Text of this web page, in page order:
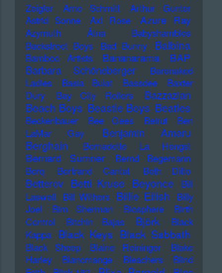
Zeigler
Arno Schmitt
Arthur Gunter
Astrid Sonne
Axl Rose Azure Ray
Azymuth Ätna
Babyshambles
Backstreet Boys
Bad Bunny Balbina
Bamboo Artists Bananarama
BAP
Barbara Schöneberger
Barenaked
Ladies
Basia Bulat Bassdee
Baxter
Dury
Bay City Rollers Bazzazian
Beach Boys Beastie Boys Beatles
Beckenbauer Bee Gees Beirut
Ben
LaMar Gay
Benjamin Amaru
Berghain Bernadette La Hengst
Bernard Sumner
Bernd Begemann
Berq
Bertrand Cantat Beth Ditto
Betterov Betti Kruse Beyonce
Bill
Laswell
Bill Withers Billie Eilish
Billy
Joel
Bim Sherman Biosphere
Birth
Control
Bitchin Bajas Björk
Black
Kappa Black Keys Black Sabbath
Black Sheep Blaine Reininger
Blake
Harley
Blancmange Bleachers
Blind